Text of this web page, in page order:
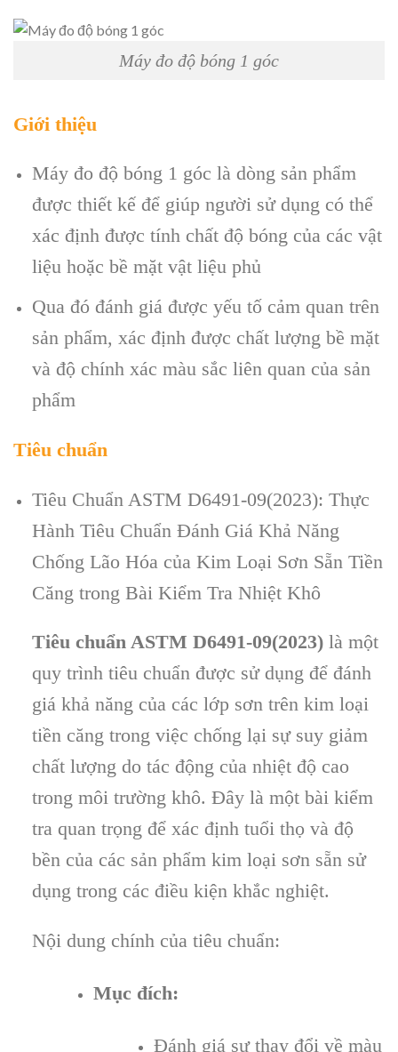
Máy đo độ bóng 1 góc
Giới thiệu
Máy đo độ bóng 1 góc là dòng sản phẩm
được thiết kế để giúp người sử dụng có thể
xác định được tính chất độ bóng của các vật
liệu hoặc bề mặt vật liệu phủ
Qua đó đánh giá được yếu tố cảm quan trên
sản phẩm, xác định được chất lượng bề mặt
và độ chính xác màu sắc liên quan của sản
phẩm
Tiêu chuẩn
Tiêu Chuẩn ASTM D6491-09(2023): Thực
Hành Tiêu Chuẩn Đánh Giá Khả Năng
Chống Lão Hóa của Kim Loại Sơn Sẵn Tiền
Căng trong Bài Kiểm Tra Nhiệt Khô
Tiêu chuẩn ASTM D6491-09(2023)là một
quy trình tiêu chuẩn được sử dụng để đánh
giá khả năng của các lớp sơn trên kim loại
tiền căng trong việc chống lại sự suy giảm
chất lượng do tác động của nhiệt độ cao
trong môi trường khô. Đây là một bài kiểm
tra quan trọng để xác định tuổi thọ và độ
bền của các sản phẩm kim loại sơn sẵn sử
dụng trong các điều kiện khắc nghiệt.
Nội dung chính của tiêu chuẩn:
Mục đích:
Đánh giá sự thay đổi về màu